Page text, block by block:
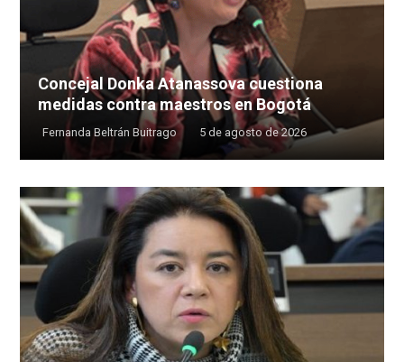
Concejal Donka Atanassova cuestiona
medidas contra maestros en Bogotá
Fernanda Beltrán Buitrago 5 de agosto de 2026